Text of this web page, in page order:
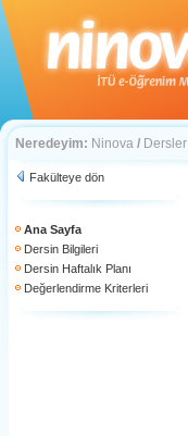
Neredeyim: Ninova / Dersler
Fakülteye dön
Ana Sayfa
Dersin Bilgileri
Dersin Haftalık Planı
Değerlendirme Kriterleri